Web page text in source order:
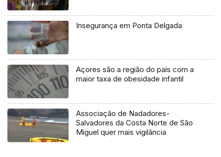
Insegurança em Ponta Delgada
Açores são a região do país com a
maior taxa de obesidade infantil
Associação de Nadadores-
Salvadores da Costa Norte de São
Miguel quer mais vigilância